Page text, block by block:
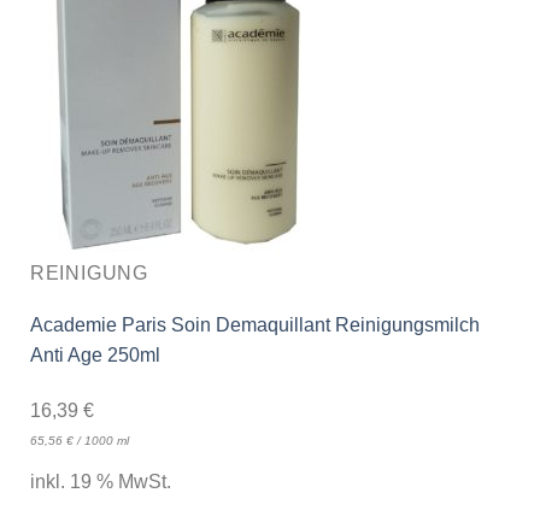
REINIGUNG
Academie Paris Soin Demaquillant Reinigungsmilch
Anti Age 250ml
16,39 €
65,56 €/ 1000 ml
inkl. 19 % MwSt.